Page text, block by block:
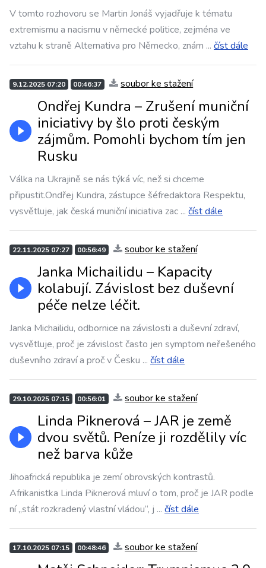
V tomto rozhovoru se Martin Jonáš vyjadřuje k tématu
extremismu a nacismu v německé politice, zejména ve
vztahu k straně Alternativa pro Německo, znám ... číst dále
9.12.2025 07:20 00:46:37 soubor ke stažení
Ondřej Kundra – Zrušení muniční
iniciativy by šlo proti českým
zájmům. Pomohli bychom tím jen
Rusku
Válka na Ukrajině se nás týká víc, než si chceme
připustit.Ondřej Kundra, zástupce šéfredaktora Respektu,
vysvětluje, jak česká muniční iniciativa zac ... číst dále
22.11.2025 07:27 00:56:49 soubor ke stažení
Janka Michailidu – Kapacity
kolabují. Závislost bez duševní
péče nelze léčit.
Janka Michailidu, odbornice na závislosti a duševní zdraví,
vysvětluje, proč je závislost často jen symptom neřešeného
duševního zdraví a proč v Česku ... číst dále
29.10.2025 07:15 00:56:01 soubor ke stažení
Linda Piknerová – JAR je země
dvou světů. Peníze ji rozdělily víc
než barva kůže
Jihoafrická republika je zemí obrovských kontrastů.
Afrikanistka Linda Piknerová mluví o tom, proč je JAR podle
ní „stát rozkradený vlastní vládou“, j ... číst dále
17.10.2025 07:15 00:48:46 soubor ke stažení